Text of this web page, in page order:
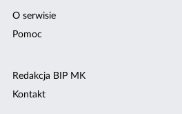
O serwisie
Pomoc
Redakcja BIP MK
Kontakt